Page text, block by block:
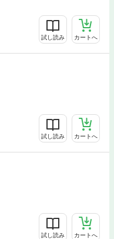
試し読み カートへ
試し読み カートへ
試し読み カートへ